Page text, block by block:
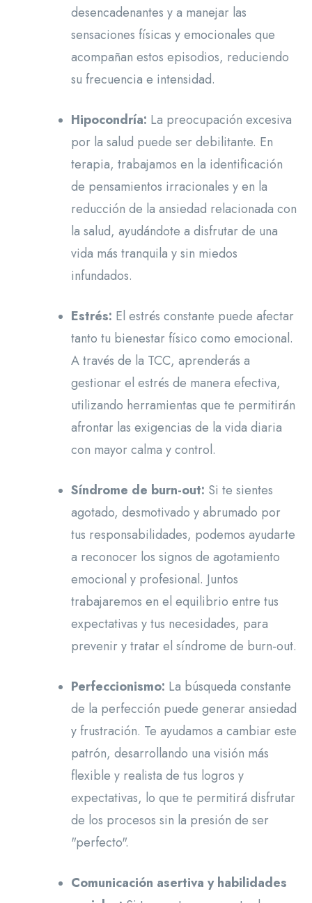
desencadenantes y a manejar las
sensaciones físicas y emocionales que
acompañan estos episodios, reduciendo
su frecuencia e intensidad.
Hipocondría: La preocupación excesiva
por la salud puede ser debilitante. En
terapia, trabajamos en la identificación
de pensamientos irracionales y en la
reducción de la ansiedad relacionada con
la salud, ayudándote a disfrutar de una
vida más tranquila y sin miedos
infundados.
Estrés: El estrés constante puede afectar
tanto tu bienestar físico como emocional.
A través de la TCC, aprenderás a
gestionar el estrés de manera efectiva,
utilizando herramientas que te permitirán
afrontar las exigencias de la vida diaria
con mayor calma y control.
Síndrome de burn-out: Si te sientes
agotado, desmotivado y abrumado por
tus responsabilidades, podemos ayudarte
a reconocer los signos de agotamiento
emocional y profesional. Juntos
trabajaremos en el equilibrio entre tus
expectativas y tus necesidades, para
prevenir y tratar el síndrome de burn-out.
Perfeccionismo: La búsqueda constante
de la perfección puede generar ansiedad
y frustración. Te ayudamos a cambiar este
patrón, desarrollando una visión más
flexible y realista de tus logros y
expectativas, lo que te permitirá disfrutar
de los procesos sin la presión de ser
"perfecto".
Comunicación asertiva y habilidades